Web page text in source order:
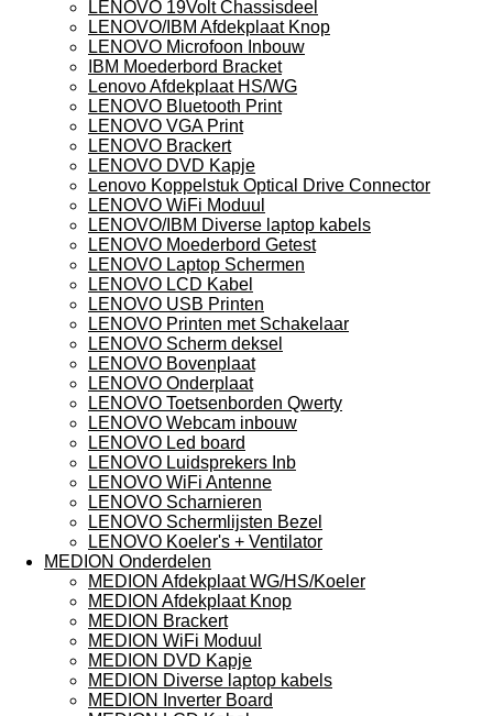
LENOVO 19Volt Chassisdeel
LENOVO/IBM Afdekplaat Knop
LENOVO Microfoon Inbouw
IBM Moederbord Bracket
Lenovo Afdekplaat HS/WG
LENOVO Bluetooth Print
LENOVO VGA Print
LENOVO Brackert
LENOVO DVD Kapje
Lenovo Koppelstuk Optical Drive Connector
LENOVO WiFi Moduul
LENOVO/IBM Diverse laptop kabels
LENOVO Moederbord Getest
LENOVO Laptop Schermen
LENOVO LCD Kabel
LENOVO USB Printen
LENOVO Printen met Schakelaar
LENOVO Scherm deksel
LENOVO Bovenplaat
LENOVO Onderplaat
LENOVO Toetsenborden Qwerty
LENOVO Webcam inbouw
LENOVO Led board
LENOVO Luidsprekers Inb
LENOVO WiFi Antenne
LENOVO Scharnieren
LENOVO Schermlijsten Bezel
LENOVO Koeler's + Ventilator
MEDION Onderdelen
MEDION Afdekplaat WG/HS/Koeler
MEDION Afdekplaat Knop
MEDION Brackert
MEDION WiFi Moduul
MEDION DVD Kapje
MEDION Diverse laptop kabels
MEDION Inverter Board